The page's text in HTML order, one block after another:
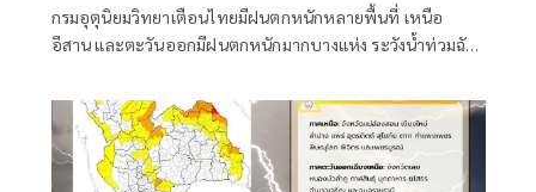
กรมอุตุนิยมวิทยาเตือนไทยมีฝนตกหนักหลายพื้นที่ เหนือ
อีสาน และตะวันออกมีฝนตกหนักมากบางแห่ง ระวังน้ำท่วมฉับ
ตอนบนคลื่นสูง 2-3 เมตร เรือเล็กควรงดออกจากฝั่ง ส่วนไต้ฝุ่น
“ดอลฟิน” ไม่เข้าไทย